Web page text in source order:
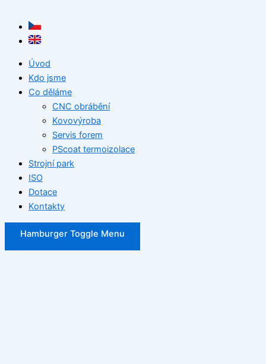
Úvod
Kdo jsme
Co děláme
CNC obrábění
Kovovýroba
Servis forem
PScoat termoizolace
Strojní park
ISO
Dotace
Kontakty
Hamburger Toggle Menu